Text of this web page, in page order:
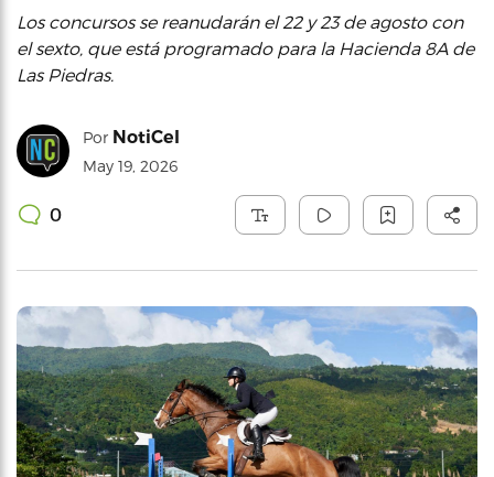
Los concursos se reanudarán el 22 y 23 de agosto con
el sexto, que está programado para la Hacienda 8A de
Las Piedras.
Por NotiCel
May 19, 2026
0